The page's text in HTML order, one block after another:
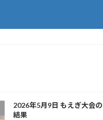
2026年5月9日 もえぎ大会の
結果